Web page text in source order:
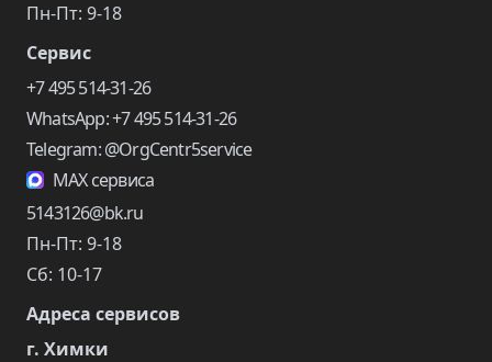
Пн-Пт: 9-18
Сервис
+7 495 514-31-26
WhatsApp: +7 495 514-31-26
Telegram: @OrgCentr5service
MAX сервиса
5143126@bk.ru
Пн-Пт: 9-18
Сб: 10-17
Адреса сервисов
г. Химки